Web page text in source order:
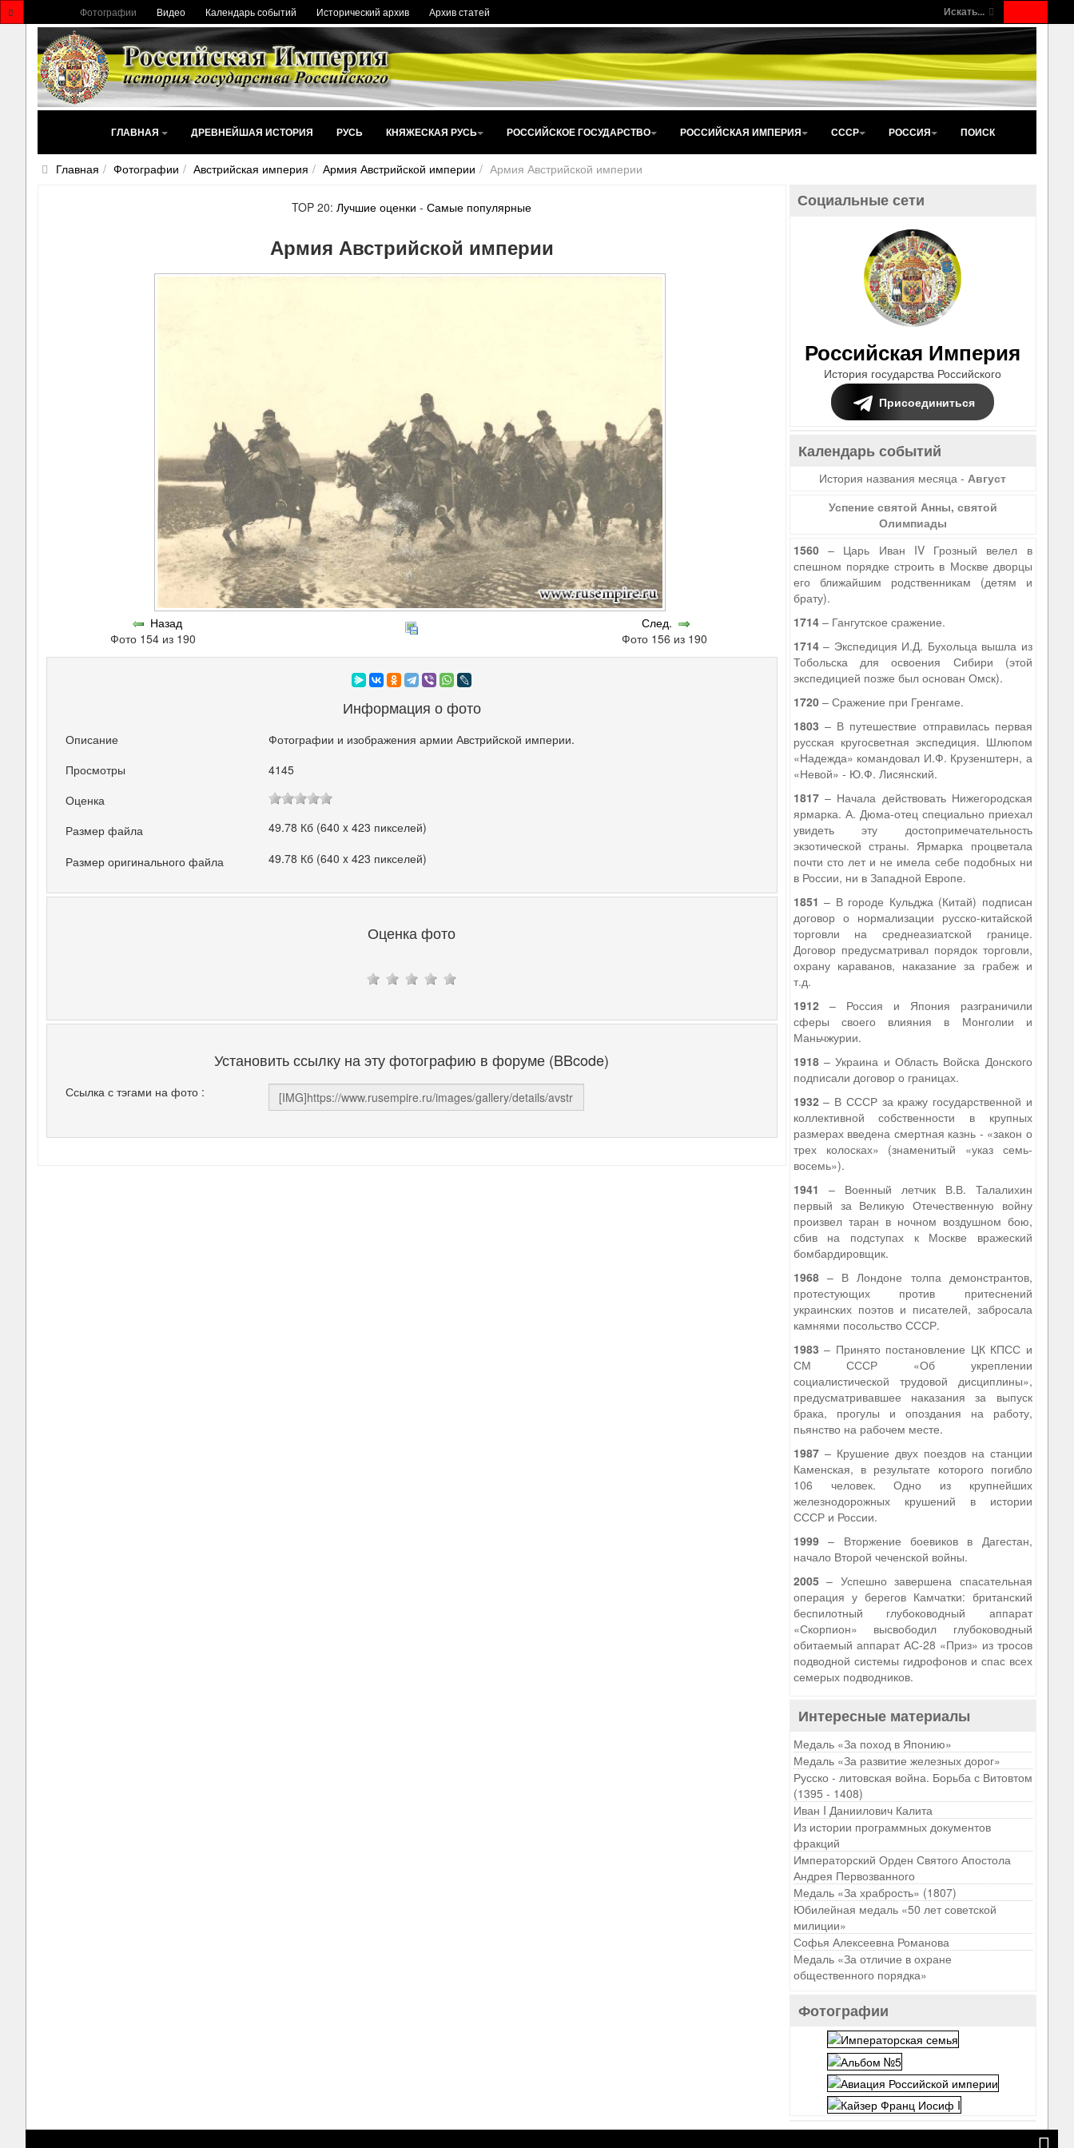
Искать...
Фотографии Видео Календарь событий Исторический архив Архив статей
ГЛАВНАЯ ДРЕВНЕЙШАЯ ИСТОРИЯ РУСЬ КНЯЖЕСКАЯ РУСЬ РОССИЙСКОЕ ГОСУДАРСТВО РОССИЙСКАЯ ИМПЕРИЯ СССР РОССИЯ ПОИСК
Главная Фотографии Австрийская империя Армия Австрийской империи Армия Австрийской империи
TOP 20:Лучшие оценки -Самые популярные
Армия Австрийской империи
Назад
Фото 154 из 190
След.
Фото 156 из 190
Информация о фото
Описание
Фотографии и изображения армии Австрийской империи.
Просмотры
4145
Оценка
Размер файла
49.78 Кб (640 x 423 пикселей)
Размер оригинального файла 49.78 Кб (640 x 423 пикселей)
Оценка фото
Установить ссылку на эту фотографию в форуме (BBcode)
Ссылка с тэгами на фото :
Социальные сети
Российская Империя
История государства Российского
Присоединиться
Календарь событий
История названия месяца -Август
Успение святой Анны, святой
Олимпиады
1560– Царь Иван IV Грозный велел в
спешном порядке строить в Москве дворцы
его ближайшим родственникам (детям и
брату).
1714– Гангутское сражение.
1714– Экспедиция И.Д. Бухольца вышла из
Тобольска для освоения Сибири (этой
экспедицией позже был основан Омск).
1720– Сражение при Гренгаме.
1803 – В путешествие отправилась первая
русская кругосветная экспедиция. Шлюпом
«Надежда» командовал И.Ф. Крузенштерн, а
«Невой» - Ю.Ф. Лисянский.
1817– Начала действовать Нижегородская
ярмарка. А. Дюма-отец специально приехал
увидеть эту достопримечательность
экзотической страны. Ярмарка процветала
почти сто лет и не имела себе подобных ни
в России, ни в Западной Европе.
1851 – В городе Кульджа (Китай) подписан
договор о нормализации русско-китайской
торговли на среднеазиатской границе.
Договор предусматривал порядок торговли,
охрану караванов, наказание за грабеж и
т.д.
1912– Россия и Япония разграничили
сферы своего влияния в Монголии и
Маньчжурии.
1918– Украина и Область Войска Донского
подписали договор о границах.
1932– В СССР за кражу государственной и
коллективной собственности в крупных
размерах введена смертная казнь - «закон о
трех колосках» (знаменитый «указ семь-
восемь»).
1941 – Военный летчик В.В. Талалихин
первый за Великую Отечественную войну
произвел таран в ночном воздушном бою,
сбив на подступах к Москве вражеский
бомбардировщик.
1968– В Лондоне толпа демонстрантов,
протестующих против притеснений
украинских поэтов и писателей, забросала
камнями посольство СССР.
1983 – Принято постановление ЦК КПСС и
СМ СССР «Об укреплении
социалистической трудовой дисциплины»,
предусматривавшее наказания за выпуск
брака, прогулы и опоздания на работу,
пьянство на рабочем месте.
1987– Крушение двух поездов на станции
Каменская, в результате которого погибло
106 человек. Одно из крупнейших
железнодорожных крушений в истории
СССР и России.
1999– Вторжение боевиков в Дагестан,
начало Второй чеченской войны.
2005– Успешно завершена спасательная
операция у берегов Камчатки: британский
беспилотный глубоководный аппарат
«Скорпион» высвободил глубоководный
обитаемый аппарат АС-28 «Приз» из тросов
подводной системы гидрофонов и спас всех
семерых подводников.
Интересные материалы
Медаль «За поход в Японию»
Медаль «За развитие железных дорог»
Русско - литовская война. Борьба с Витовтом
(1395 - 1408)
Иван I Даниилович Калита
Из истории программных документов
фракций
Императорский Орден Святого Апостола
Андрея Первозванного
Медаль «За храбрость» (1807)
Юбилейная медаль «50 лет советской
милиции»
Софья Алексеевна Романова
Медаль «За отличие в охране
общественного порядка»
Фотографии